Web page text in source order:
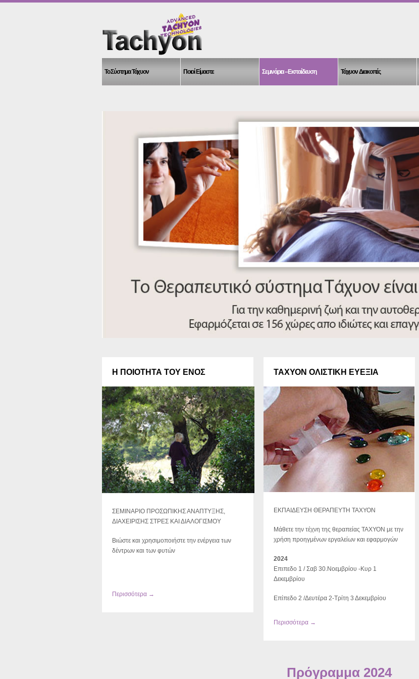
Το Σύστημα Τάχυον Ποιοί Είμαστε Σεμινάρια –Εκπαίδευση Τάχυον Διακοπές
Η ΠΟΙΟΤΗΤΑ ΤΟΥ ΕΝΟΣ
ΣΕΜΙΝΑΡΙΟ ΠΡΟΣΩΠΙΚΗΣ ΑΝΑΠΤΥΞΗΣ,
ΔΙΑΧΕΙΡΙΣΗΣ ΣΤΡΕΣ ΚΑΙ ΔΙΑΛΟΓΙΣΜΟΥ
Βιώστε και χρησιμοποιήστε την ενέργεια των
δέντρων και των φυτών
Περισσότερα →
ΤΑΧΥΟΝ ΟΛΙΣΤΙΚΗ ΕΥΕΞΙΑ
ΕΚΠΑΙΔΕΥΣΗ ΘΕΡΑΠΕΥΤΗ ΤΑΧΥΟΝ
Μάθετε την τέχνη της θεραπείας ΤΑΧΥΟΝ με την
χρήση προηγμένων εργαλείων και εφαρμογών
2024
Επιπεδο 1 / Σαβ 30.Νοεμβρίου -Κυρ 1
Δεκεμβρίου
Επίπεδο 2 /Δευτέρα 2-Τρίτη 3 Δεκεμβρίου
Περισσότερα →
Πρόγραμμα 2024